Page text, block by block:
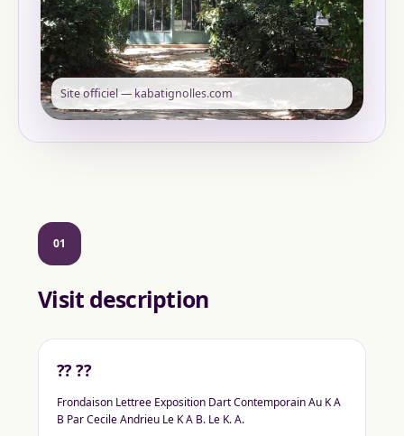
Site officiel — kabatignolles.com
01
Visit description
?? ??
Frondaison Lettree Exposition Dart Contemporain Au K A
B Par Cecile Andrieu Le K A B. Le K. A.